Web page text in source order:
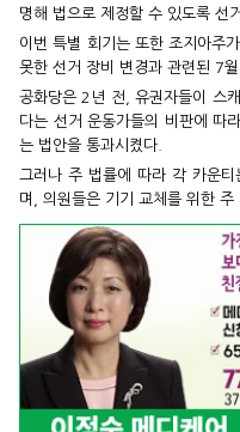
명해 법으로 제정할 수 있도록 선
이번 특별 회기는 또한 조지아주
못한 선거 장비 변경과 관련된 7
공화당은 2년 전, 유권자들이 스
다는 선거 운동가들의 비판에 따
는 법안을 통과시켰다.
그러나 주 법률에 따라 각 카운
며, 의원들은 기기 교체를 위한 주